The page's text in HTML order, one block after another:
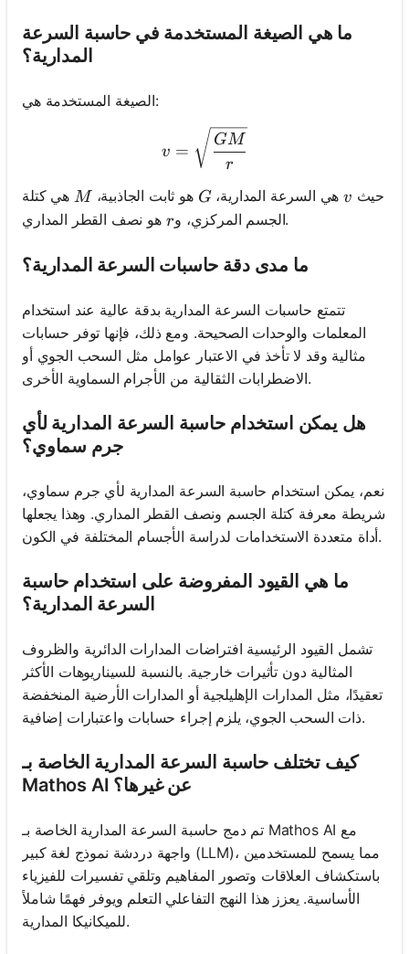
ما هي الصيغة المستخدمة في حاسبة السرعة
المدارية؟
الصيغة المستخدمة هي:
v = \sqrt{\frac{GM}{r}}
v =
r
GM
حيث v
vهي السرعة المدارية،G
G هو ثابت الجاذبية،M
M هي كتلة
الجسم المركزي، وr
r هو نصف القطر المداري.
ما مدى دقة حاسبات السرعة المدارية؟
تتمتع حاسبات السرعة المدارية بدقة عالية عند استخدام
المعلمات والوحدات الصحيحة. ومع ذلك، فإنها توفر حسابات
مثالية وقد لا تأخذ في الاعتبار عوامل مثل السحب الجوي أو
الاضطرابات الثقالية من الأجرام السماوية الأخرى.
هل يمكن استخدام حاسبة السرعة المدارية لأي
جرم سماوي؟
نعم، يمكن استخدام حاسبة السرعة المدارية لأي جرم سماوي،
شريطة معرفة كتلة الجسم ونصف القطر المداري. وهذا يجعلها
أداة متعددة الاستخدامات لدراسة الأجسام المختلفة في الكون.
ما هي القيود المفروضة على استخدام حاسبة
السرعة المدارية؟
تشمل القيود الرئيسية افتراضات المدارات الدائرية والظروف
المثالية دون تأثيرات خارجية. بالنسبة للسيناريوهات الأكثر
تعقيدًا، مثل المدارات الإهليلجية أو المدارات الأرضية المنخفضة
ذات السحب الجوي، يلزم إجراء حسابات واعتبارات إضافية.
كيف تختلف حاسبة السرعة المدارية الخاصة بـ
Mathos AI عن غيرها؟
تم دمج حاسبة السرعة المدارية الخاصة بـ Mathos AI مع
واجهة دردشة نموذج لغة كبير (LLM)، مما يسمح للمستخدمين
باستكشاف العلاقات وتصور المفاهيم وتلقي تفسيرات للفيزياء
الأساسية. يعزز هذا النهج التفاعلي التعلم ويوفر فهمًا شاملاً
للميكانيكا المدارية.